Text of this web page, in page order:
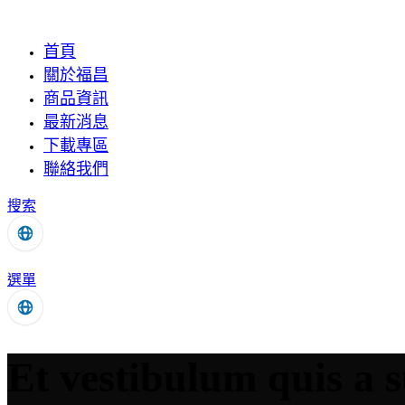
首頁
關於福昌
商品資訊
最新消息
下載專區
聯絡我們
搜索
選單